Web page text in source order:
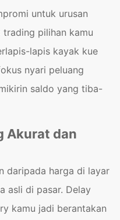
untuk urusan
trading pilihan kamu
lapis kayak kue
nyari peluang
saldo yang tiba-
Akurat dan
daripada harga di layar
asli di pasar. Delay
kamu jadi berantakan